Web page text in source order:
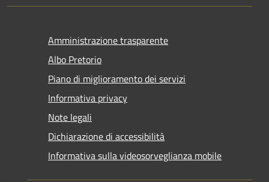
Amministrazione trasparente
Albo Pretorio
Piano di miglioramento dei servizi
Informativa privacy
Note legali
Dichiarazione di accessibilità
Informativa sulla videosorveglianza mobile